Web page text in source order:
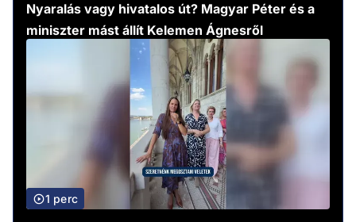
Nyaralás vagy hivatalos út? Magyar Péter és a
miniszter mást állít Kelemen Ágnesről
1 perc